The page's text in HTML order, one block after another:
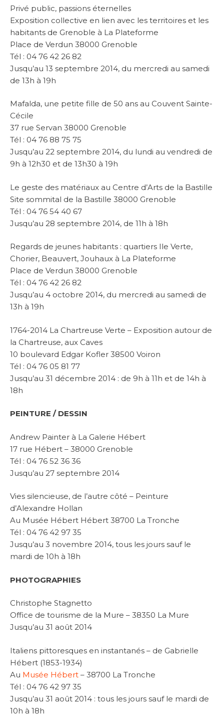
Privé public, passions éternelles
Exposition collective en lien avec les territoires et les
habitants de Grenoble à La Plateforme
Place de Verdun 38000 Grenoble
Tél : 04 76 42 26 82
Jusqu’au 13 septembre 2014, du mercredi au samedi
de 13h à 19h
Mafalda, une petite fille de 50 ans au Couvent Sainte-
Cécile
37 rue Servan 38000 Grenoble
Tél : 04 76 88 75 75
Jusqu’au 22 septembre 2014, du lundi au vendredi de
9h à 12h30 et de 13h30 à 19h
Le geste des matériaux au Centre d’Arts de la Bastille
Site sommital de la Bastille 38000 Grenoble
Tél : 04 76 54 40 67
Jusqu’au 28 septembre 2014, de 11h à 18h
Regards de jeunes habitants : quartiers Ile Verte,
Chorier, Beauvert, Jouhaux à La Plateforme
Place de Verdun 38000 Grenoble
Tél : 04 76 42 26 82
Jusqu’au 4 octobre 2014, du mercredi au samedi de
13h à 19h
1764-2014 La Chartreuse Verte – Exposition autour de
la Chartreuse, aux Caves
10 boulevard Edgar Kofler 38500 Voiron
Tél : 04 76 05 81 77
Jusqu’au 31 décembre 2014 : de 9h à 11h et de 14h à
18h
PEINTURE / DESSIN
Andrew Painter à La Galerie Hébert
17 rue Hébert – 38000 Grenoble
Tél : 04 76 52 36 36
Jusqu’au 27 septembre 2014
Vies silencieuse, de l’autre côté – Peinture
d’Alexandre Hollan
Au Musée Hébert Hébert 38700 La Tronche
Tél : 04 76 42 97 35
Jusqu’au 3 novembre 2014, tous les jours sauf le
mardi de 10h à 18h
PHOTOGRAPHIES
Christophe Stagnetto
Office de tourisme de la Mure – 38350 La Mure
Jusqu’au 31 août 2014
Italiens pittoresques en instantanés – de Gabrielle
Hébert (1853-1934)
Au Musée Hébert – 38700 La Tronche
Tél : 04 76 42 97 35
Jusqu’au 31 août 2014 : tous les jours sauf le mardi de
10h à 18h